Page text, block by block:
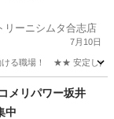
ーニシムタ合志店
7月10日
！ ★★ 安定した会社で
メリパワー坂井
中